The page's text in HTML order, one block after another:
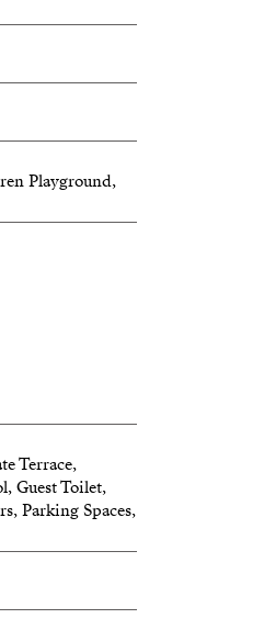
Playground,
Terrace,
Guest Toilet,
Parking Spaces,